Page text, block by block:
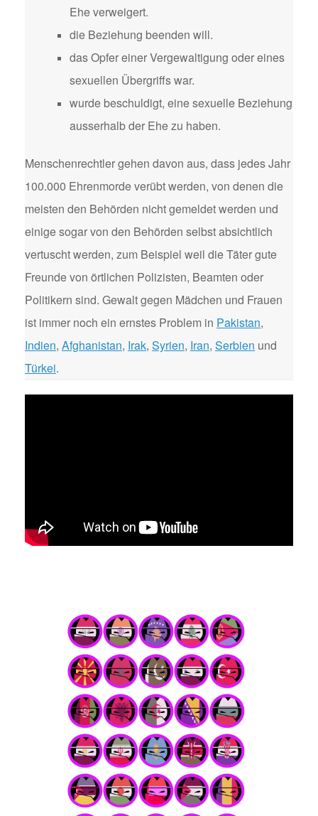
Ehe verweigert.
die Beziehung beenden will.
das Opfer einer Vergewaltigung oder eines
sexuellen Übergriffs war.
wurde beschuldigt, eine sexuelle Beziehung
ausserhalb der Ehe zu haben.
Menschenrechtler gehen davon aus, dass jedes Jahr
100.000 Ehrenmorde verübt werden, von denen die
meisten den Behörden nicht gemeldet werden und
einige sogar von den Behörden selbst absichtlich
vertuscht werden, zum Beispiel weil die Täter gute
Freunde von örtlichen Polizisten, Beamten oder
Politikern sind. Gewalt gegen Mädchen und Frauen
ist immer noch ein ernstes Problem in Pakistan,
Indien, Afghanistan, Irak, Syrien, Iran, Serbien und
Türkei.